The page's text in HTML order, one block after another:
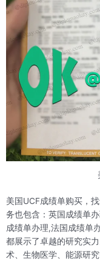
美国UCF成绩单购买，
务也包含：英国成绩单
成绩单办理,法国成绩单
都展示了卓越的研究实
术、生物医学、能源研